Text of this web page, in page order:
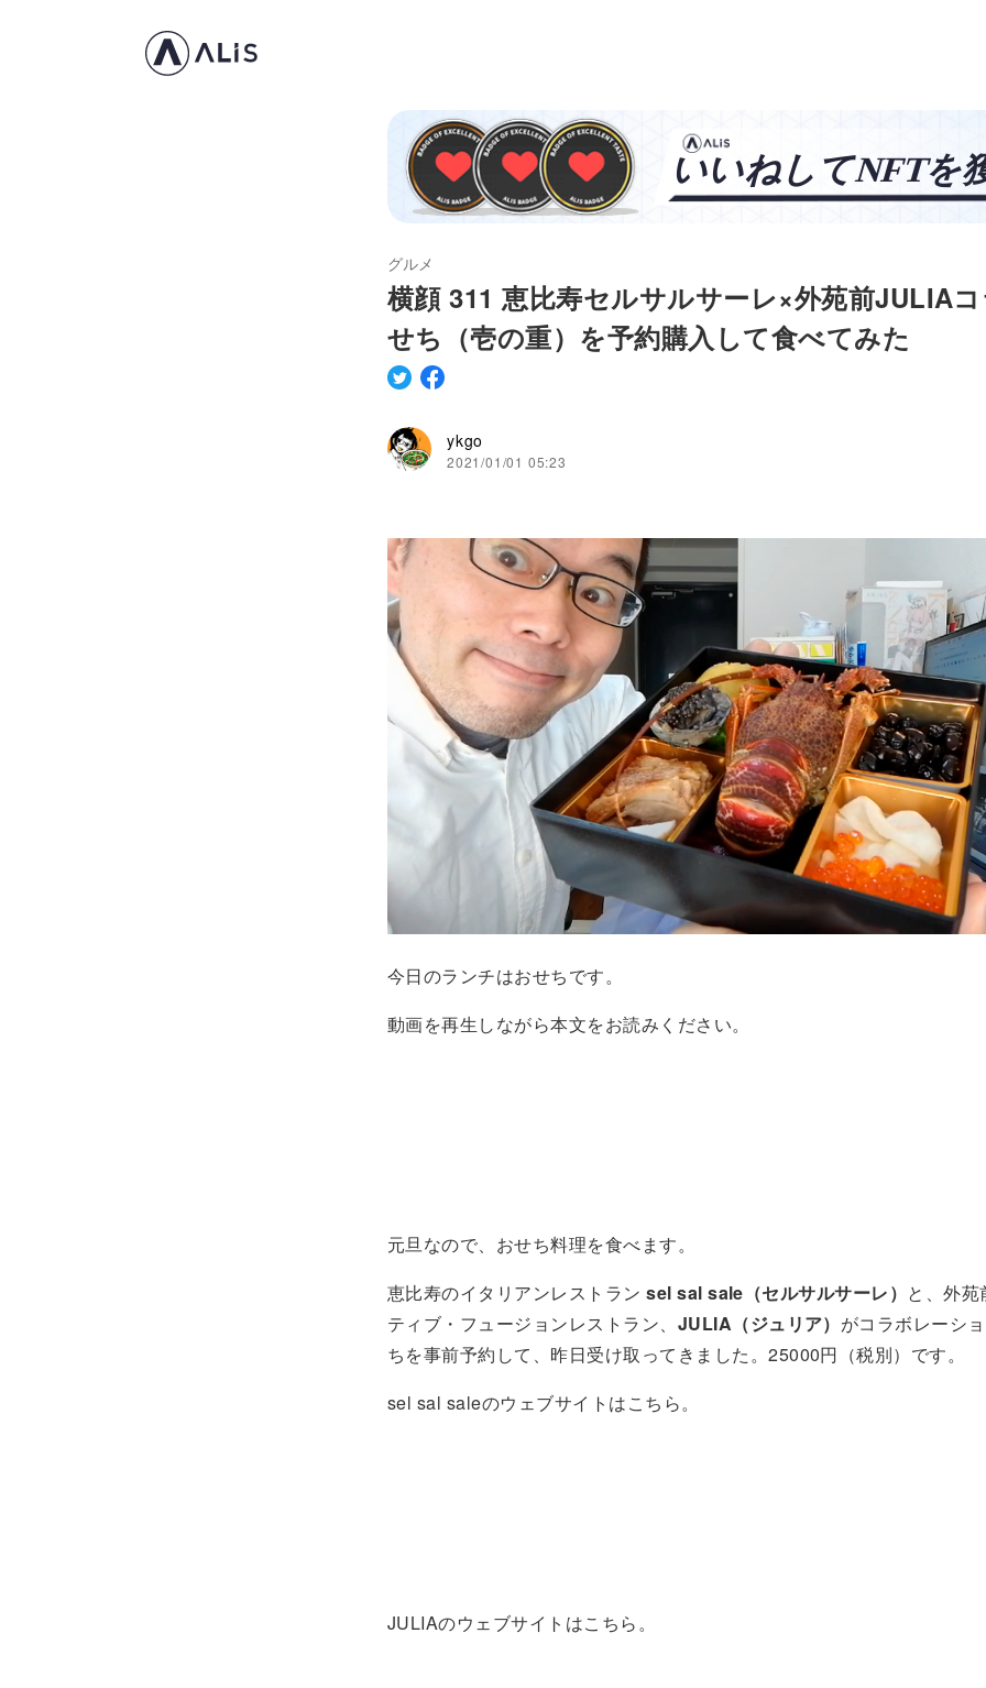
グルメ
横顔 311 恵比寿セルサルサーレ×外苑前JULIA
せち（壱の重）を予約購入して食べてみた
ykgo
2021/01/01 05:23
今日のランチはおせちです。
動画を再生しながら本文をお読みください。
元旦なので、おせち料理を食べます。
恵比寿のイタリアンレストランsel sal sale（セルサルサーレ） と、外
ティブ・フュージョンレストラン、 JULIA（ジュリア） がコラボレーシ
ちを事前予約して、昨日受け取ってきました。25000円（税別）です。
sel sal saleのウェブサイトはこちら。
JULIAのウェブサイトはこちら。